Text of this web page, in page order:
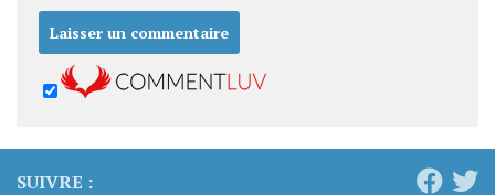
SUIVRE :